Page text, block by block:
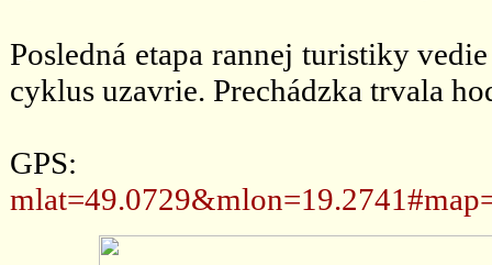
Posledná etapa rannej turistiky
cyklus uzavrie. Prechádzka trvala